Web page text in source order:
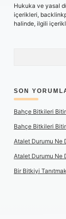
Hukuka ve yasal
içerikleri,
halinde, ilgili
SON
Bahçe Bitkileri
Bahçe Bitkileri
Atalet Durumu Ne
Atalet Durumu Ne
Bir Bitkiyi